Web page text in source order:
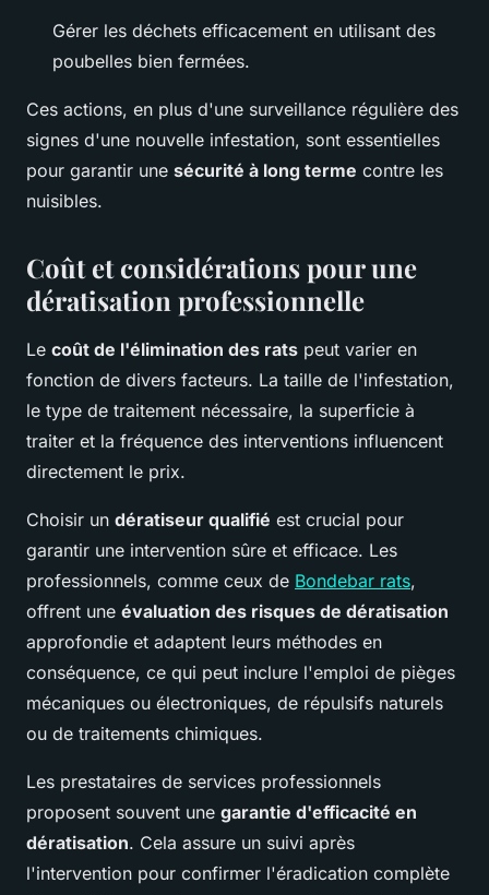
Gérer les déchets efficacement en utilisant des
poubelles bien fermées.
Ces actions, en plus d'une surveillance régulière des
signes d'une nouvelle infestation, sont essentielles
pour garantir une sécurité à long terme contre les
nuisibles.
Coût et considérations pour une
dératisation professionnelle
Le coût de l'élimination des rats peut varier en
fonction de divers facteurs. La taille de l'infestation,
le type de traitement nécessaire, la superficie à
traiter et la fréquence des interventions influencent
directement le prix.
Choisir un dératiseur qualifié est crucial pour
garantir une intervention sûre et efficace. Les
professionnels, comme ceux de Bondebar rats,
offrent une évaluation des risques de dératisation
approfondie et adaptent leurs méthodes en
conséquence, ce qui peut inclure l'emploi de pièges
mécaniques ou électroniques, de répulsifs naturels
ou de traitements chimiques.
Les prestataires de services professionnels
proposent souvent une garantie d'efficacité en
dératisation. Cela assure un suivi après
l'intervention pour confirmer l'éradication complète